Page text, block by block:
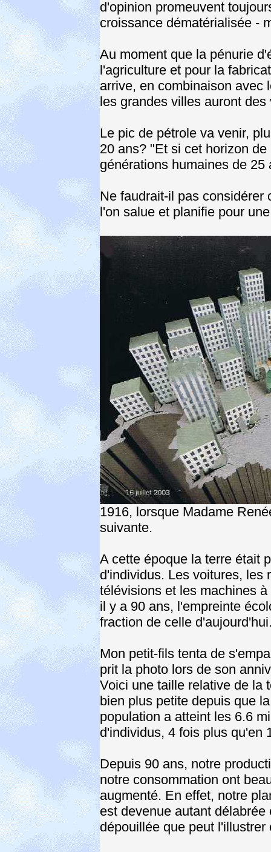
d'opinion promeuvent
croissance dématérialisée -
Au moment que la pénurie
l'agriculture et pour la
arrive, en combinaison avec
les grandes villes auront
Le pic de pétrole va venir,
20 ans? "Et si cet horizon
générations humaines de
Ne faudrait-il pas considérer
l'on salue et planifie pour
1916, lorsque Madame
suivante.
A cette époque la terre était
d'individus. Les voitures, les
télévisions et les machines
il y a 90 ans, l'empreinte
fraction de celle
Mon petit-fils tenta de
prit la photo lors de son
Voici une taille relative de la
bien plus petite depuis que la
population a atteint les 6.6
d'individus, 4 fois plus qu'en
Depuis 90 ans, notre
notre consommation ont
augmenté. En effet, notre
est devenue autant délabrée
dépouillée que peut